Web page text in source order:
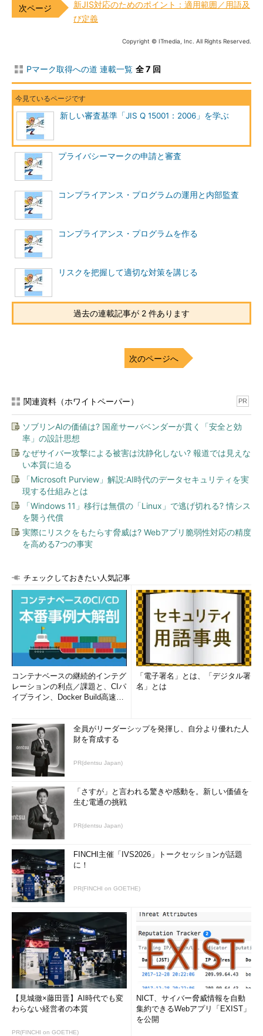
新JIS対応のためのポイント：適用範囲／用語及
び定義
Copyright © ITmedia, Inc. All Rights Reserved.
Pマーク取得への道 連載一覧 全 7 回
新しい審査基準「JIS Q 15001：2006」を学ぶ
プライバシーマークの申請と審査
コンプライアンス・プログラムの運用と内部監査
コンプライアンス・プログラムを作る
リスクを把握して適切な対策を講じる
過去の連載記事が 2 件あります
次のページへ
関連資料（ホワイトペーパー） PR
ソブリンAIの価値は? 国産サーバベンダーが貫く「安全と効
率」の設計思想
なぜサイバー攻撃による被害は沈静化しない? 報道では見えな
い本質に迫る
「Microsoft Purview」解説:AI時代のデータセキュリティを実
現する仕組みとは
「Windows 11」移行は無償の「Linux」で逃げ切れる? 情シス
を襲う代償
実際にリスクをもたらす脅威は? Webアプリ脆弱性対応の精度
を高める7つの事実
チェックしておきたい人気記事
コンテナベースの継続的インテグ
レーションの利点／課題と、CIパ
イプライン、Docker Build高速化
「電子署名」とは、「デジタル署
名」とは
全員がリーダーシップを発揮し、自分より優れた人
財を育成する
PR(dentsu Japan)
「さすが」と言われる驚きや感動を。新しい価値を
生む電通の挑戦
PR(dentsu Japan)
FINCHI主催「IVS2026」トークセッションが話題
に！
PR(FINCHI on GOETHE)
【見城徹×藤田晋】AI時代でも変
わらない経営者の本質
PR(FINCHI on GOETHE)
NICT、サイバー脅威情報を自動
集約できるWebアプリ「EXIST」
を公開